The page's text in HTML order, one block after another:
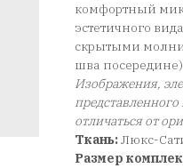
комфортный
эстетичного
скрытыми
шва посередине)
Изображения,
представленного
отличаться от
Ткань:Люкс-
Размер